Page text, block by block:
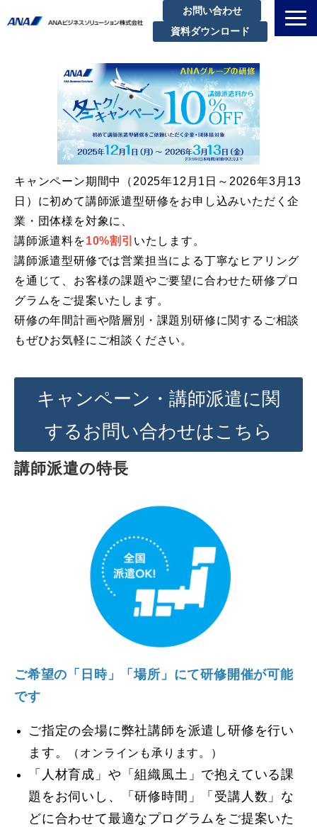
お問い合わせ
資料ダウンロード
解決できる課題
サービスラインアップ
実績・事例紹介
セミナー
ブログ
お知らせ
キャンペーン期間中（2025年12月1日～2026年3月13
日）に初めて講師派遣型研修をお申し込みいただく企
業・団体様を対象に、
講師派遣料を10%割引 いたします。
講師派遣型研修では営業担当による丁寧なヒアリング
を通じて、お客様の課題やご要望に合わせた研修プロ
グラムをご提案いたします。
研修の年間計画や階層別・課題別研修に関するご相談
もぜひお気軽にご相談ください。
キャンペーン・講師派遣に関
するお問い合わせはこちら
講師派遣の特長
ご希望の「日時」「場所」にて研修開催が可能
です
ご指定の会場に弊社講師を派遣し研修を行い
ます。
（オンラインも承ります。）
「人材育成」や「組織風土」で抱えている課
題をお伺いし、「研修時間」「受講人数」な
どに合わせて最適なプログラムをご提案いた